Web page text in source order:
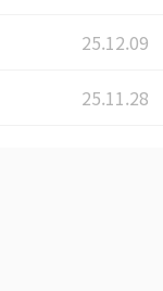
25.12.09
25.11.28